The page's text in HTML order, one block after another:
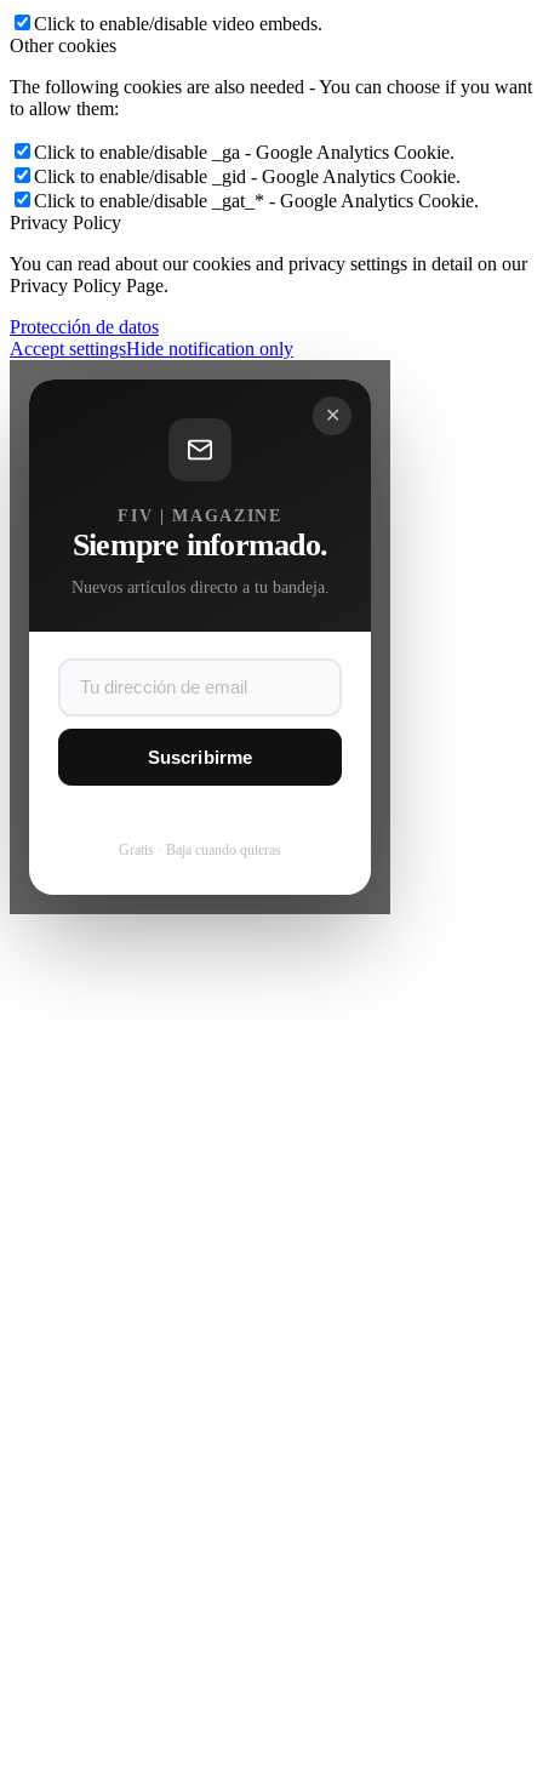
Click to enable/disable video embeds.
Other cookies
The following cookies are also needed - You can choose if you want
to allow them:
Click to enable/disable _ga - Google Analytics Cookie.
Click to enable/disable _gid - Google Analytics Cookie.
Click to enable/disable _gat_* - Google Analytics Cookie.
Privacy Policy
You can read about our cookies and privacy settings in detail on our
Privacy Policy Page.
Protección de datos
Accept settingsHide notification only
✕
FIV | MAGAZINE
Siempre informado.
Nuevos artículos directo a tu bandeja.
Suscribirme
Gratis · Baja cuando quieras